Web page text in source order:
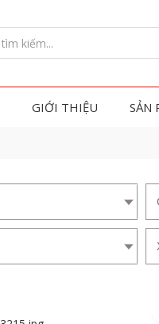
GIỚI THIỆU SẢN